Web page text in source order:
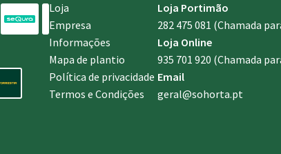
Loja
Empresa
Informações
Mapa de plantio
Política de privacidade
Termos e Condições
Loja Portimão
282 475 081 (Chamada
Loja Online
935 701 920 (Chamada
Email
geral@sohorta.pt